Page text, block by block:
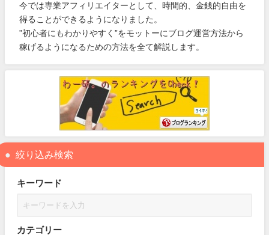
今では専業アフィリエイターとして、時間的、金銭的自由を
得ることができるようになりました。
”初心者にもわかりやすく”をモットーにブログ運営方法から
稼げるようになるための方法を全て解説します。
絞り込み検索
キーワード
カテゴリー